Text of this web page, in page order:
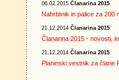
06.02.2015 Članarina 2015
Nahrbtnik in palice za 200
21.12.2014 Članarina 2015
Članarina 2015 - novosti,
21.12.2014 Članarina 2015
Planinski vestnik za člane